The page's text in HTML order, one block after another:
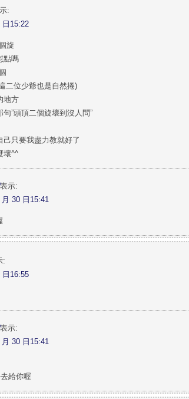
:
日15:22
旋
點嗎
二位少爺也是自然捲)
地方
”頭頂二個旋壞到沒人問”
己只要我盡力教就好了
壞^^
表示:
30 日15:41
:
日16:55
表示:
30 日15:41
給你喔